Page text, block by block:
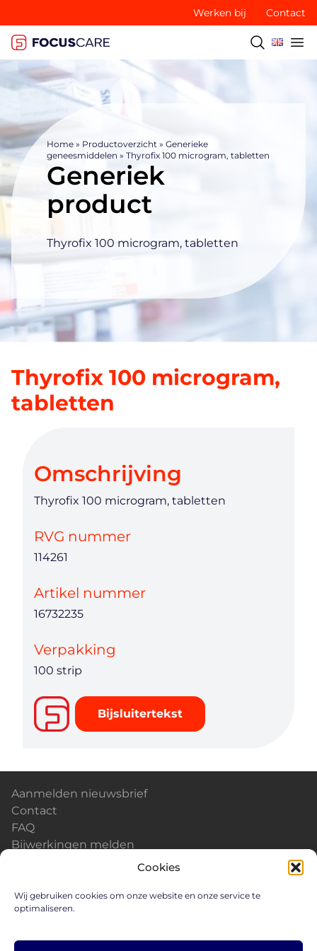
Cookies
Wij gebruiken cookies om onze website en onze service te
optimaliseren.
Werken bij Contact
Home » Productoverzicht » Generieke
geneesmiddelen » Thyrofix 100 microgram, tabletten
Generiek
product
Thyrofix 100 microgram, tabletten
Thyrofix 100 microgram,
tabletten
Omschrijving
Thyrofix 100 microgram, tabletten
RVG nummer
114261
Artikel nummer
16732235
Verpakking
100 strip
Bijsluitertekst
Aanmelden nieuwsbrief
Contact
FAQ
Bijwerkingen melden
Careers